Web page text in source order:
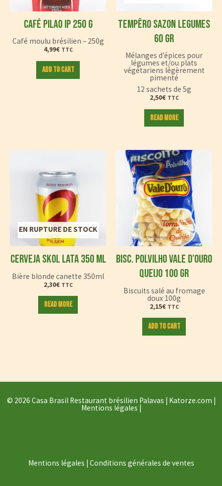
CAFÉ PILAO IP 250 G
Café moulu brésilien – 250g
4,99€ TTC
Add to cart
TEMPÊRO SAZON LEGUMES
60 GR
Mélanges d’épices pour
légumes et/ou plats
végétariens légèrement
pimenté
12 sachets de 5g
2,50€ TTC
Read more
EN RUPTURE DE STOCK
CERVEJA SKOL LATA 350 ML
Bière blonde canette 350ml
2,30€ TTC
Read more
BISC. POLVILHO VALE D’OURO
QUEIJO 100 GR
Biscuits salé au fromage
doux 100g
2,15€ TTC
Add to cart
© 2026 Casa Brasil Restaurant brésilien Palavas | Katorze.com |
Mentions légales |
Mentions légales | Conditions générales de ventes